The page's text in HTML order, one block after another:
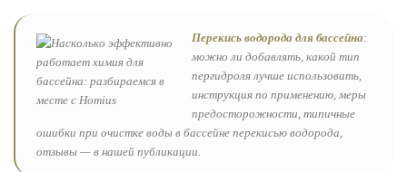
Перекись водорода для бассейна:
можно ли добавлять, какой тип
пергидроля лучше использовать,
инструкция по применению, меры
предосторожности, типичные
ошибки при очистке воды в бассейне перекисью водорода,
отзывы — в нашей публикации.